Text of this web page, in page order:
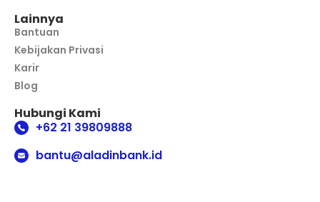
Lainnya
Bantuan
Kebijakan Privasi
Karir
Blog
Hubungi Kami
+62 21 39809888
bantu@aladinbank.id